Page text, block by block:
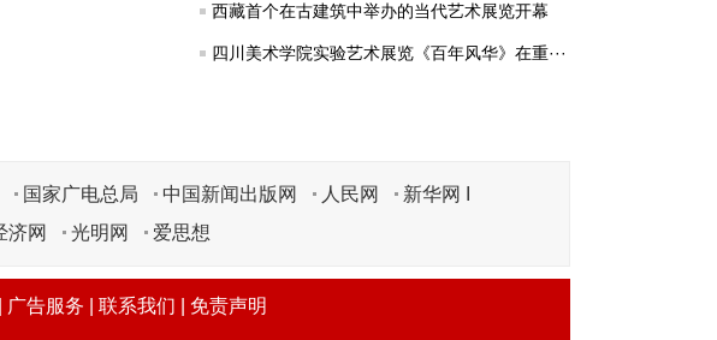
西藏首个在古建筑中举办的当代艺术展览开幕
四川美术学院实验艺术展览《百年风华》在重···
国家广电总局 中国新闻出版网 人民网
新华网 I
济网 光明网 爱思想
广告服务 联系我们 免责声明